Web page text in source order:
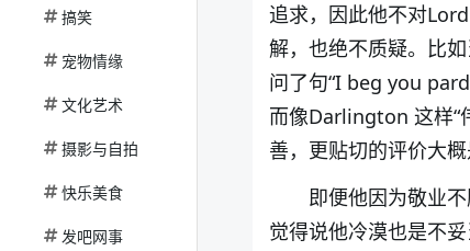
搞笑
宠物情缘
文化艺术
摄影与自拍
快乐美食
发吧网事
追求，因此他不对
解，也绝不质疑。比
问了句“I beg you
而像Darlington 这样“
善，更贴切的评价大
即便他因为敬业
觉得说他冷漠也是不